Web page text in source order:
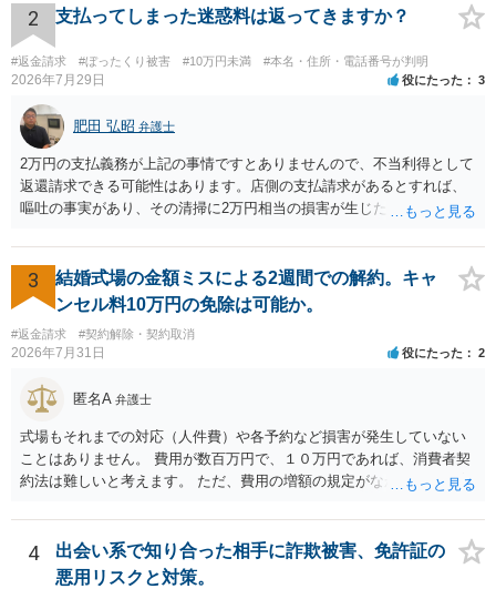
2 支払ってしまった迷惑料は返ってきますか？
#返金請求 #ぼったくり被害 #10万円未満 #本名・住所・電話番号が判明
2026年7月29日 役にたった 3
肥田 弘昭 弁護士
2万円の支払義務が上記の事情ですとありませんので、不当利得として
返還請求できる可能性はあります。店側の支払請求があるとすれば、
嘔吐の事実があり、その清掃に2万円相当の損害が生じた場合です。ご
3
結婚式場の金額ミスによる2週間での解約。キャ
ンセル料10万円の免除は可能か。
#返金請求 #契約解除・契約取消
2026年7月31日 役にたった 2
匿名A 弁護士
式場もそれまでの対応（人件費）や各予約など損害が発生していない
ことはありません。 費用が数百万円で、１０万円であれば、消費者契
約法は難しいと考えます。 ただ、費用の増額の規定がなかったのに増
ということになり、解約するのは理由がないことになります。
4
出会い系で知り合った相手に詐欺被害、免許証の
悪用リスクと対策。